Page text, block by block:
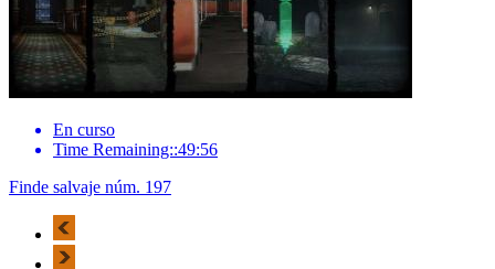
En curso
Time Remaining::49:56
Finde salvaje núm. 197